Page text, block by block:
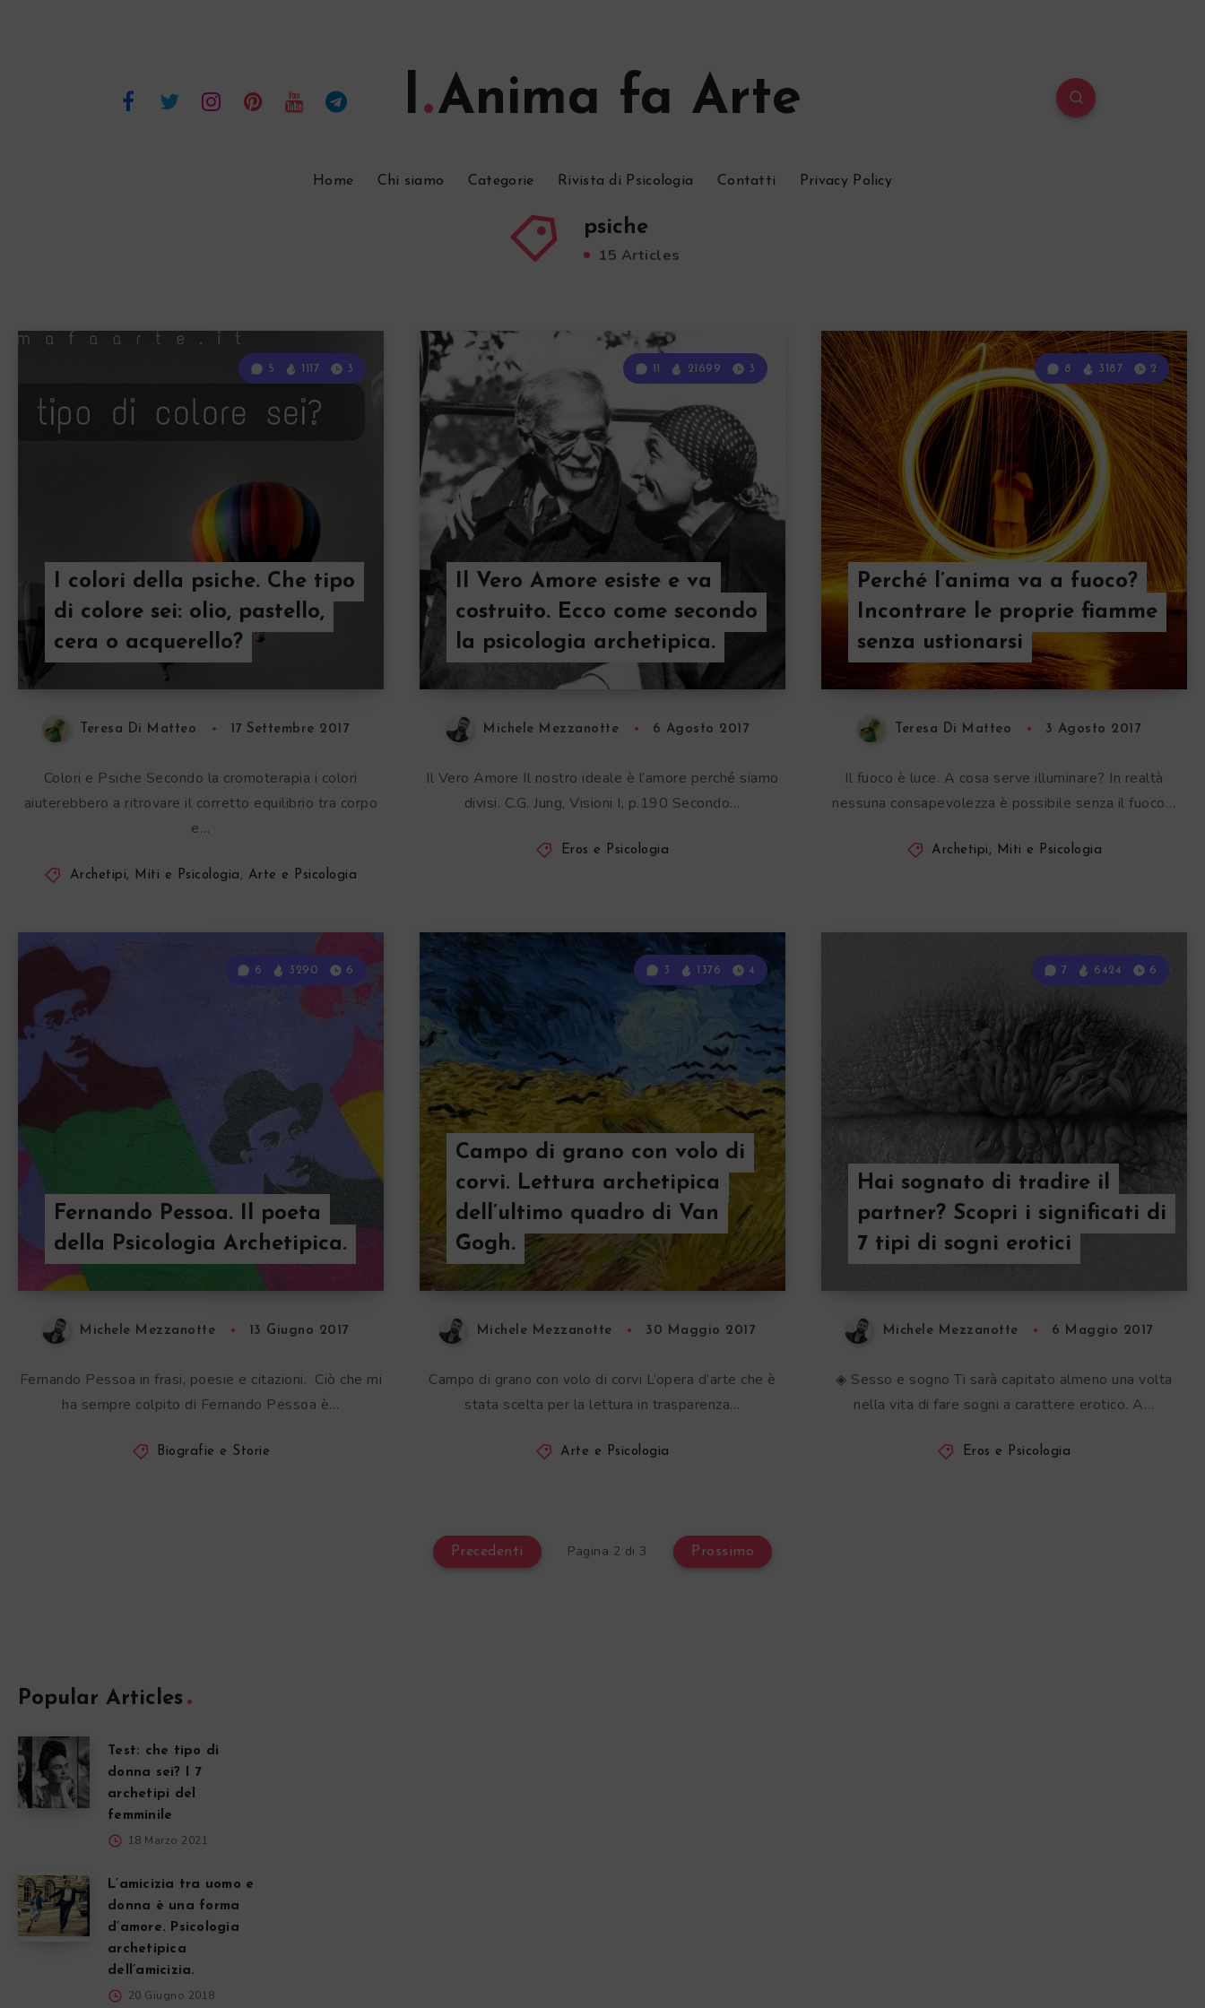
l Anima fa Arte
Home Chi siamo Categorie Rivista di Psicologia Contatti Privacy Policy
psiche
15 Articles
I colori della psiche. Che tipo
di colore sei: olio, pastello,
cera o acquerello?
5 1117 3
Teresa Di Matteo 17 Settembre 2017
Colori e Psiche Secondo la cromoterapia i colori
aiuterebbero a ritrovare il corretto equilibrio tra corpo
e…
Archetipi, Miti e Psicologia , Arte e Psicologia
Il Vero Amore esiste e va
costruito. Ecco come secondo
la psicologia archetipica.
11 21699 3
Michele Mezzanotte 6 Agosto 2017
Il Vero Amore Il nostro ideale è l’amore perché siamo
divisi. C.G. Jung, Visioni I, p.190 Secondo…
Eros e Psicologia
Perché l’anima va a fuoco?
Incontrare le proprie fiamme
senza ustionarsi
8 3187 2
Teresa Di Matteo 3 Agosto 2017
Il fuoco è luce. A cosa serve illuminare? In realtà
nessuna consapevolezza è possibile senza il fuoco…
Archetipi, Miti e Psicologia
Fernando Pessoa. Il poeta
della Psicologia Archetipica.
6 3290 6
Michele Mezzanotte 13 Giugno 2017
Fernando Pessoa in frasi, poesie e citazioni. Ciò che mi
ha sempre colpito di Fernando Pessoa è…
Biografie e Storie
Campo di grano con volo di
corvi. Lettura archetipica
dell’ultimo quadro di Van
Gogh.
3 1376 4
Michele Mezzanotte 30 Maggio 2017
Campo di grano con volo di corvi L’opera d’arte che è
stata scelta per la lettura in trasparenza…
Arte e Psicologia
Hai sognato di tradire il
partner? Scopri i significati di
7 tipi di sogni erotici
7 6424 6
Michele Mezzanotte 6 Maggio 2017
◈ Sesso e sogno Ti sarà capitato almeno una volta
nella vita di fare sogni a carattere erotico. A…
Eros e Psicologia
Precedenti Pagina 2 di 3 Prossimo
Popular Articles
Test: che tipo di
donna sei? I 7
archetipi del
femminile
18 Marzo 2021
L’amicizia tra uomo e
donna è una forma
d’amore. Psicologia
archetipica
dell’amicizia.
20 Giugno 2018